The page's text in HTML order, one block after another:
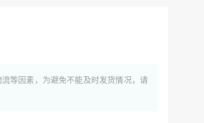
等因素，为避免不能及时发货情况，请